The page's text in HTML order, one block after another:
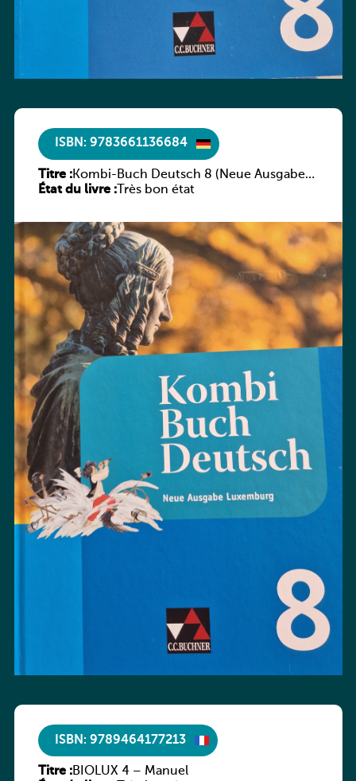
ISBN: 9783661136684
Titre :Kombi-Buch Deutsch 8 (Neue Ausgabe
Luxemburg)
État du livre :Très bon état
ISBN: 9789464177213
Titre :BIOLUX 4 – Manuel